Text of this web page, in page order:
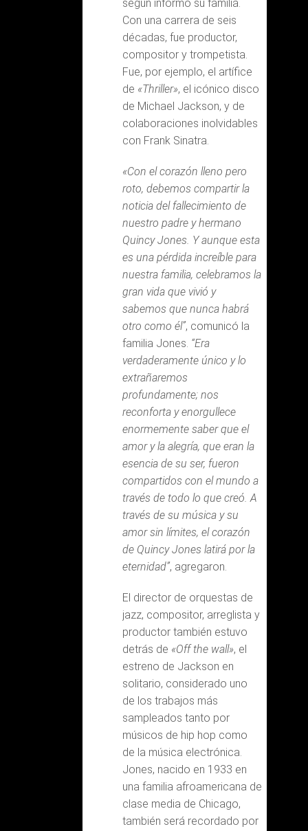
según informó su familia.
Con una carrera de seis
décadas, fue productor,
compositor y trompetista.
Fue, por ejemplo, el artífice
de «Thriller», el icónico disco
de Michael Jackson, y de
colaboraciones inolvidables
con Frank Sinatra.
«Con el corazón lleno pero
roto, debemos compartir la
noticia del fallecimiento de
nuestro padre y hermano
Quincy Jones. Y aunque esta
es una pérdida increíble para
nuestra familia, celebramos la
gran vida que vivió y
sabemos que nunca habrá
otro como él”, comunicó la
familia Jones. “Era
verdaderamente único y lo
extrañaremos
profundamente; nos
reconforta y enorgullece
enormemente saber que el
amor y la alegría, que eran la
esencia de su ser, fueron
compartidos con el mundo a
través de todo lo que creó. A
través de su música y su
amor sin límites, el corazón
de Quincy Jones latirá por la
eternidad”, agregaron.
El director de orquestas de
jazz, compositor, arreglista y
productor también estuvo
detrás de «Off the wall», el
estreno de Jackson en
solitario, considerado uno
de los trabajos más
sampleados tanto por
músicos de hip hop como
de la música electrónica.
Jones, nacido en 1933 en
una familia afroamericana de
clase media de Chicago,
también será recordado por